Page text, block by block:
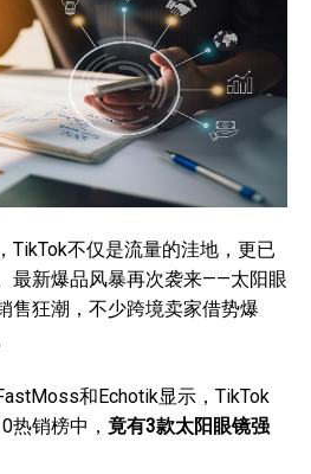
TikTok不仅是流量的洼地，更已
最新爆品风暴再次袭来——太阳眼
售狂潮，不少跨境卖家借势爆
和Echotik显示，TikTok
热销榜中， 竟有3款太阳眼镜强